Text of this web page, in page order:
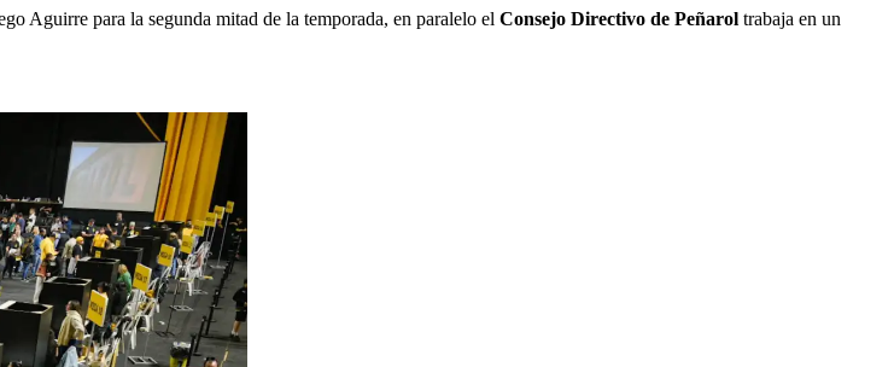
Aguirre para la segunda mitad de la temporada, en paralelo el Consejo Directivo de Peñarol trabaja en un